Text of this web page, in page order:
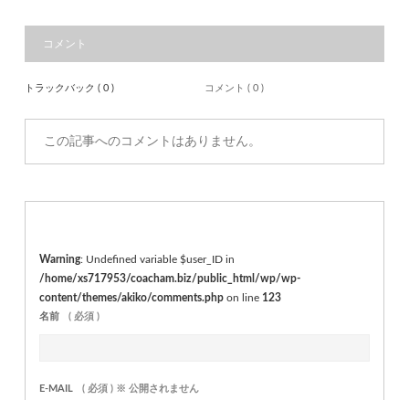
コメント
トラックバック ( 0 ) コメント ( 0 )
この記事へのコメントはありません。
Warning : Undefined variable $user_ID in
/home/xs717953/coacham.biz/public_html/wp/wp-
content/themes/akiko/comments.php on line 123
名前 ( 必須 )
E-MAIL ( 必須 ) ※ 公開されません